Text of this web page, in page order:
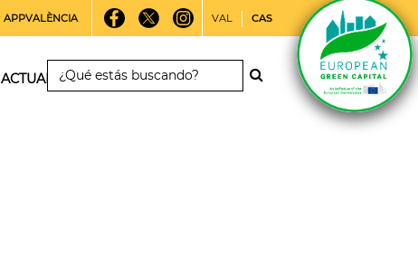
APPVALÈNCIA VAL CAS
ACTUALIDAD